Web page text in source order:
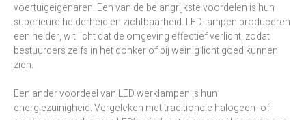
voertuigeigenaren. Een van de belangrijkste voordelen is hun
superieure helderheid en zichtbaarheid. LED-lampen produceren
een helder, wit licht dat de omgeving effectief verlicht, zodat
bestuurders zelfs in het donker of bij weinig licht goed kunnen
zien.
Een ander voordeel van LED werklampen is hun
energiezuinigheid. Vergeleken met traditionele halogeen- of